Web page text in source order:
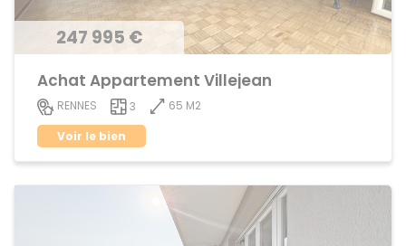
247 995 €
Achat Appartement Villejean
RENNES 3
65 M2
Voir le bien